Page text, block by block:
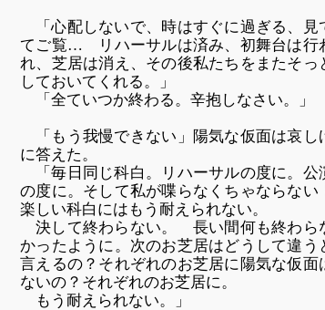
「心配しないで、時はすぐに過ぎる、見
てご覧… リハーサルは済み、初舞台は行
れ、芝居は消え、その後私たちをまたそっ
しておいてくれる。」
「全ていつか終わる。辛抱しなさい。」
「もう我慢できない」陽気な仮面は哀し
に答えた。
「毎日同じ科白。リハーサルの度に。公
の度に。そして私が喋らなくちゃならない
楽しい科白にはもう耐えられない。
決して終わらない。 長い間何も終わら
かったように。次のお芝居はどうして違う
言えるの？それぞれのお芝居に陽気な仮面
ないの？それぞれのお芝居に。
もう耐えられない。」